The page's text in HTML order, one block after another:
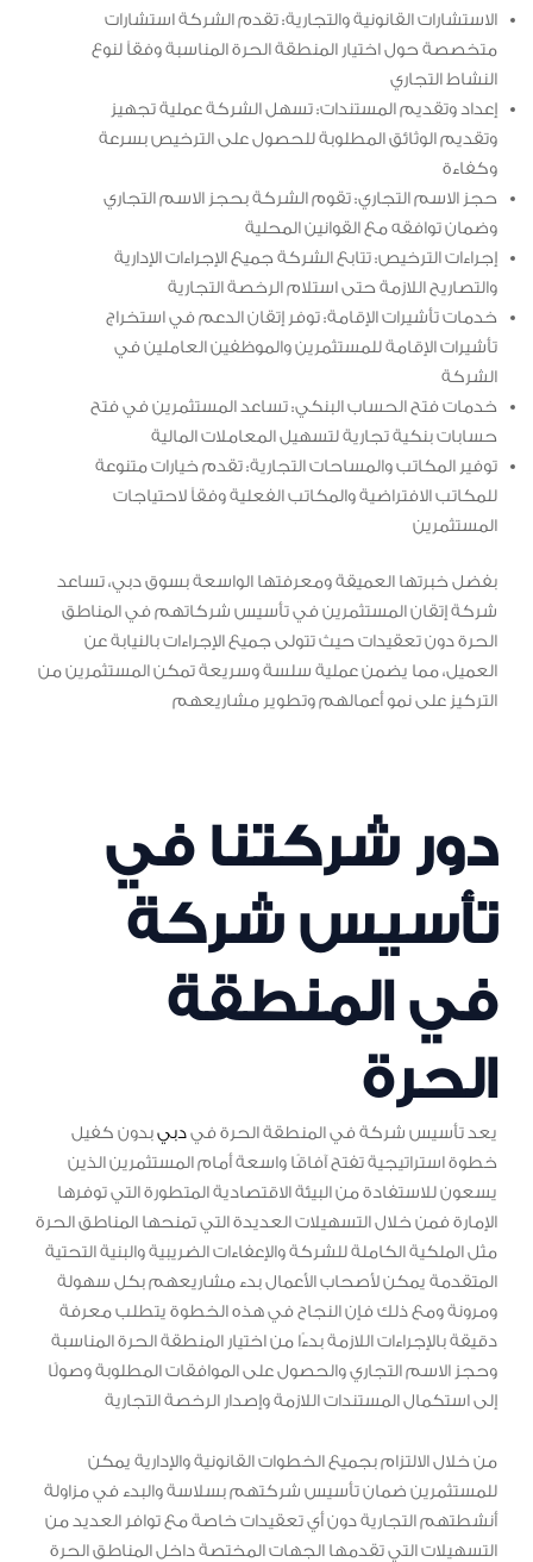
الاستشارات القانونية والتجارية: تقدم الشركة استشارات
متخصصة حول اختيار المنطقة الحرة المناسبة وفقاً لنوع
النشاط التجاري
إعداد وتقديم المستندات: تسهل الشركة عملية تجهيز
وتقديم الوثائق المطلوبة للحصول على الترخيص بسرعة
وكفاءة
حجز الاسم التجاري: تقوم الشركة بحجز الاسم التجاري
وضمان توافقه مع القوانين المحلية
إجراءات الترخيص: تتابع الشركة جميع الإجراءات الإدارية
والتصاريح اللازمة حتى استلام الرخصة التجارية
خدمات تأشيرات الإقامة: توفر إتقان الدعم في استخراج
تأشيرات الإقامة للمستثمرين والموظفين العاملين في
الشركة
خدمات فتح الحساب البنكي: تساعد المستثمرين في فتح
حسابات بنكية تجارية لتسهيل المعاملات المالية
توفير المكاتب والمساحات التجارية: تقدم خيارات متنوعة
للمكاتب الافتراضية والمكاتب الفعلية وفقاً لاحتياجات
المستثمرين
بفضل خبرتها العميقة ومعرفتها الواسعة بسوق دبي، تساعد
شركة إتقان المستثمرين في تأسيس شركاتهم في المناطق
الحرة دون تعقيدات حيث تتولى جميع الإجراءات بالنيابة عن
العميل، مما يضمن عملية سلسة وسريعة تمكن المستثمرين من
التركيز على نمو أعمالهم وتطوير مشاريعهم
دور شركتنا في
تأسيس شركة
في المنطقة
الحرة
يعد تأسيس شركة في المنطقة الحرة فيدبيبدون كفيل
خطوة استراتيجية تفتح آفاقًا واسعة أمام المستثمرين الذين
يسعون للاستفادة من البيئة الاقتصادية المتطورة التي توفرها
الإمارة فمن خلال التسهيلات العديدة التي تمنحها المناطق الحرة
مثل الملكية الكاملة للشركة والإعفاءات الضريبية والبنية التحتية
المتقدمة يمكن لأصحاب الأعمال بدء مشاريعهم بكل سهولة
ومرونة ومع ذلك فإن النجاح في هذه الخطوة يتطلب معرفة
دقيقة بالإجراءات اللازمة بدءًا من اختيار المنطقة الحرة المناسبة
وحجز الاسم التجاري والحصول على الموافقات المطلوبة وصولًا
إلى استكمال المستندات اللازمة وإصدار الرخصة التجارية
من خلال الالتزام بجميع الخطوات القانونية والإدارية يمكن
للمستثمرين ضمان تأسيس شركتهم بسلاسة والبدء في مزاولة
أنشطتهم التجارية دون أي تعقيدات خاصة مع توافر العديد من
التسهيلات التي تقدمها الجهات المختصة داخل المناطق الحرة